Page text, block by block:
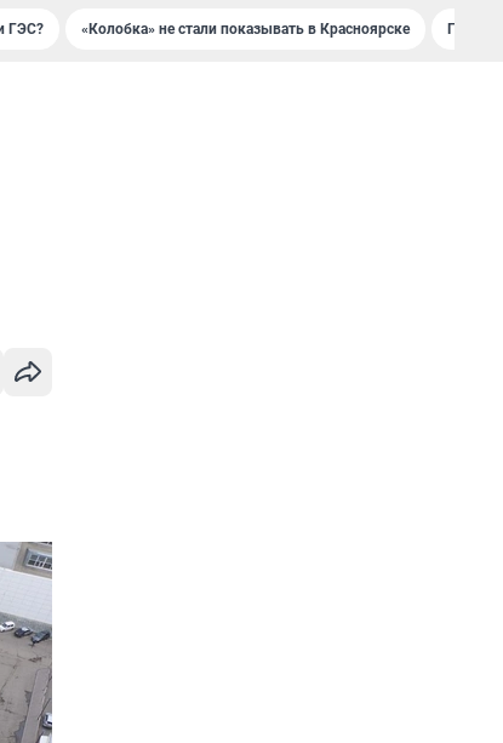
ГЭС? «Колобка» не стали показывать в Красноярске Гриль-